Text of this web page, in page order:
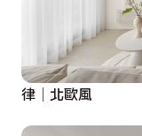
律│北歐風